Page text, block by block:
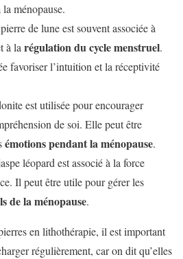
la ménopause.
de lune est souvent associée à
à la régulation du cycle menstruel.
favoriser l’intuition et la réceptivité
est utilisée pour encourager
de soi. Elle peut être
émotions pendant la ménopause.
léopard est associé à la force
Il peut être utile pour gérer les
de la ménopause.
en lithothérapie, il est important
régulièrement, car on dit qu’elles